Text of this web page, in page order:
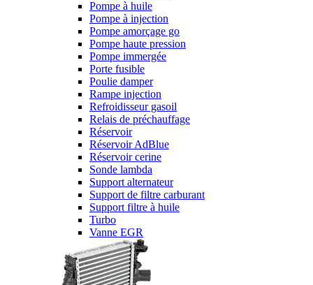
Pompe à huile
Pompe à injection
Pompe amorçage go
Pompe haute pression
Pompe immergée
Porte fusible
Poulie damper
Rampe injection
Refroidisseur gasoil
Relais de préchauffage
Réservoir
Réservoir AdBlue
Réservoir cerine
Sonde lambda
Support alternateur
Support de filtre carburant
Support filtre à huile
Turbo
Vanne EGR